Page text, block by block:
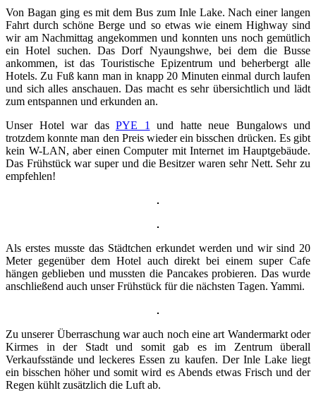
Von Bagan ging es mit dem Bus zum Inle Lake. Nach einer langen
Fahrt durch schöne Berge und so etwas wie einem Highway sind
wir am Nachmittag angekommen und konnten uns noch gemütlich
ein Hotel suchen. Das Dorf Nyaungshwe, bei dem die Busse
ankommen, ist das Touristische Epizentrum und beherbergt alle
Hotels. Zu Fuß kann man in knapp 20 Minuten einmal durch laufen
und sich alles anschauen. Das macht es sehr übersichtlich und lädt
zum entspannen und erkunden an.
Unser Hotel war das PYE 1
und hatte neue Bungalows und
trotzdem konnte man den Preis wieder ein bisschen drücken. Es gibt
kein W-LAN, aber einen Computer mit Internet im Hauptgebäude.
Das Frühstück war super und die Besitzer waren sehr Nett. Sehr zu
empfehlen!
Als erstes musste das Städtchen erkundet werden und wir sind 20
Meter gegenüber dem Hotel auch direkt bei einem super Cafe
hängen geblieben und mussten die Pancakes probieren. Das wurde
anschließend auch unser Frühstück für die nächsten Tagen. Yammi.
Zu unserer Überraschung war auch noch eine art Wandermarkt oder
Kirmes in der Stadt und somit gab es im Zentrum überall
Verkaufsstände und leckeres Essen zu kaufen. Der Inle Lake liegt
ein bisschen höher und somit wird es Abends etwas Frisch und der
Regen kühlt zusätzlich die Luft ab.